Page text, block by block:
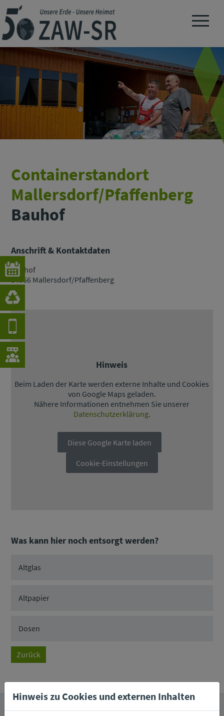
Navigation
Containerstandort
Mallersdorf/Pfaffenberg
Bauhof
Anschrift & Kontaktdaten
Bauhof
84066 Mallersdorf/Pfaffenberg
Hinweis
Beim Laden der Karte werden externe Inhalte und Cookies
von Google Maps geladen.
Nähere Informationen entnehmen Sie unserer
Datenschutzerklärung.
Diese Google Karte laden
Cookie-Einstellungen
Was kann hier noch entsorgt werden?
Altglas
Altpapier
Dosen
Zurück
Hinweis zu Cookies und externen Inhalten